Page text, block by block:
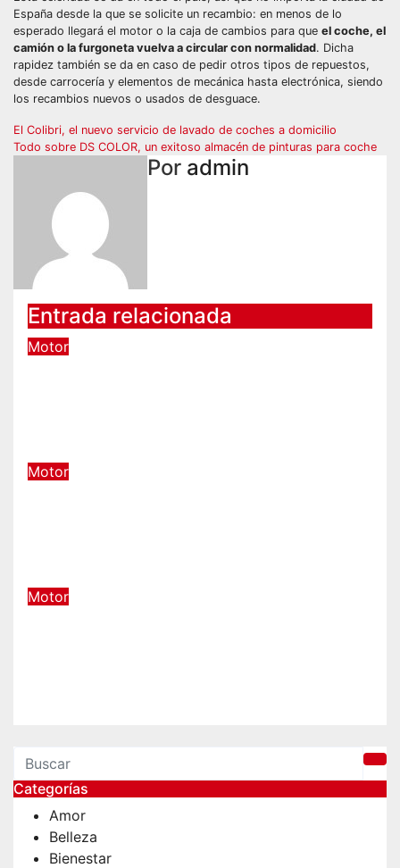
España desde la que se solicite un recambio: en menos de lo
esperado llegará el motor o la caja de cambios para que el coche, el
camión o la furgoneta vuelva a circular con normalidad. Dicha
rapidez también se da en caso de pedir otros tipos de repuestos,
desde carrocería y elementos de mecánica hasta electrónica, siendo
los recambios nuevos o usados de desguace.
Navegación
entradas
El Colibri, el nuevo servicio de lavado de coches a domicilio
Todo sobre DS COLOR, un exitoso almacén de pinturas para coche
Por admin
Entrada relacionada
Motor
Motor
Motor
Categorías
Amor
Belleza
Bienestar